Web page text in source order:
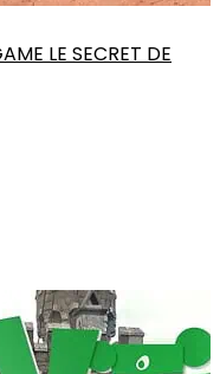
LE SECRET DE